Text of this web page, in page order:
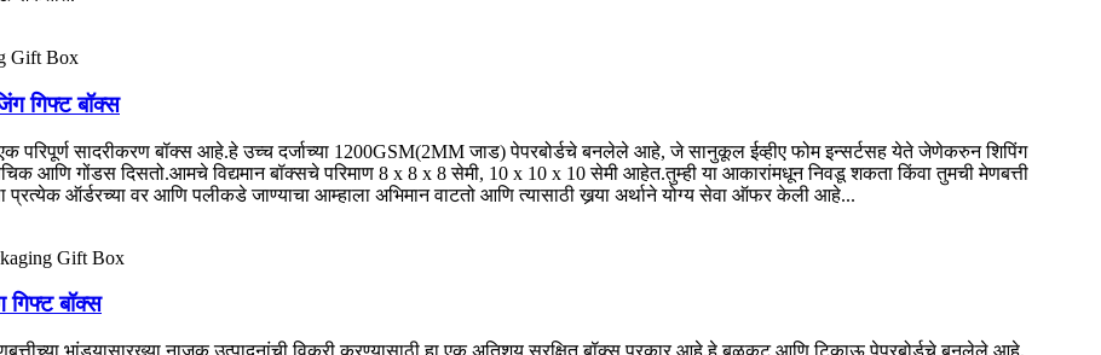
गिफ्ट बॉक्स
परिपूर्ण सादरीकरण बॉक्स आहे.हे उच्च दर्जाच्या 1200GSM(2MM जाड) पेपरबोर्डचे बनलेले आहे, जे सानुकूल ईव्हीए फोम इन्सर्टसह येते जेणेकरुन शिपिंग
आणि गोंडस दिसतो.आमचे विद्यमान बॉक्सचे परिमाण 8 x 8 x 8 सेमी, 10 x 10 x 10 सेमी आहेत.तुम्ही या आकारांमधून निवडू शकता किंवा तुमची मेणबत्ती
ऑर्डरच्‍या वर आणि पलीकडे जाण्‍याचा आम्‍हाला अभिमान वाटतो आणि त्‍यासाठी खर्‍या अर्थाने योग्य सेवा ऑफर केली आहे...
गिफ्ट बॉक्स
भांड्यासारख्या नाजूक उत्पादनांची विक्री करण्यासाठी हा एक अतिशय सुरक्षित बॉक्स प्रकार आहे.हे बळकट आणि टिकाऊ पेपरबोर्डचे बनलेले आहे,